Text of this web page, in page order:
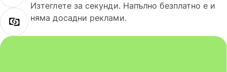
Изтеглете за секунди. Напълно безплатно е и
няма досадни реклами.